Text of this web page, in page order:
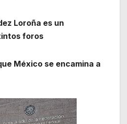
Loroña es un
foros
México se encamina a